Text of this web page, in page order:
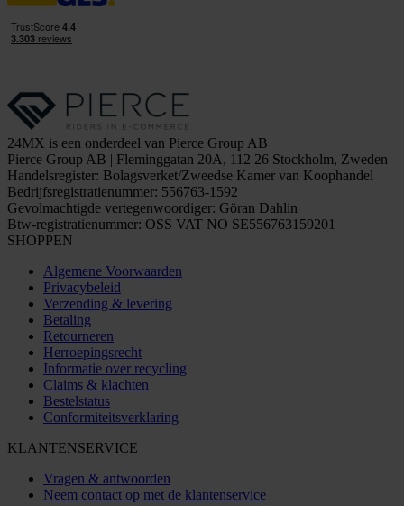
24MX is een onderdeel van Pierce Group AB
Pierce Group AB | Fleminggatan 20A, 112 26 Stockholm, Zweden
Handelsregister: Bolagsverket/Zweedse Kamer van Koophandel
Bedrijfsregistratienummer: 556763-1592
Gevolmachtigde vertegenwoordiger: Göran Dahlin
Btw-registratienummer: OSS VAT NO SE556763159201
SHOPPEN
Algemene Voorwaarden
Privacybeleid
Verzending & levering
Betaling
Retourneren
Herroepingsrecht
Informatie over recycling
Claims & klachten
Bestelstatus
Conformiteitsverklaring
KLANTENSERVICE
Vragen & antwoorden
Neem contact op met de klantenservice